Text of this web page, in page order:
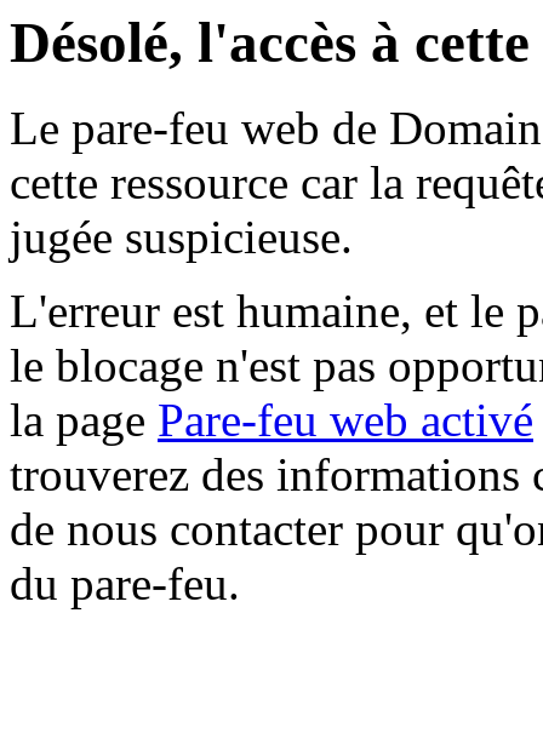
Désolé, l'accès à
Le pare-feu web de
cette ressource car la
jugée suspicieuse.
L'erreur est humaine, et le
le blocage n'est pas
la page Pare-feu web activé
trouverez des informations
de nous contacter pour
du pare-feu.